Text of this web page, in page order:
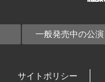
一般発売中の公演
サイトポリシー